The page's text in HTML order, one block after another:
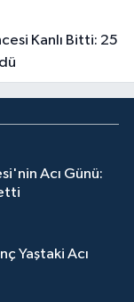
Acı Günü:
Yaştaki Acı